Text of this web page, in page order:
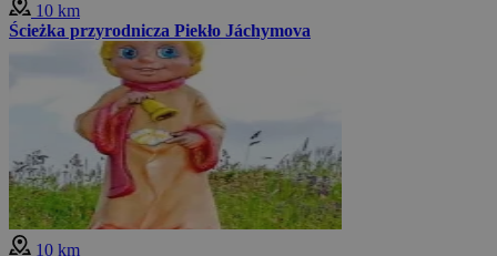
10 km
Ścieżka przyrodnicza Piekło Jáchymova
10 km